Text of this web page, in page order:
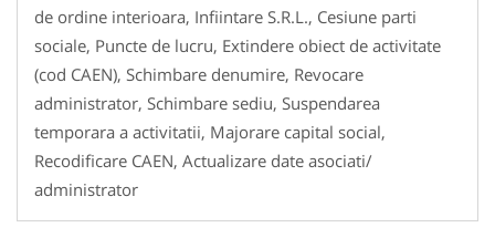
de ordine interioara, Infiintare S.R.L., Cesiune parti
sociale, Puncte de lucru, Extindere obiect de activitate
(cod CAEN), Schimbare denumire, Revocare
administrator, Schimbare sediu, Suspendarea
temporara a activitatii, Majorare capital social,
Recodificare CAEN, Actualizare date asociati/
administrator